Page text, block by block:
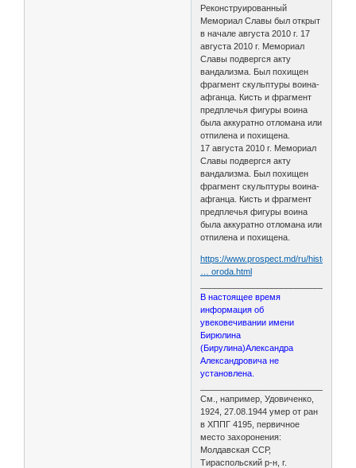
Реконструированный
Мемориал Славы был открыт
в начале августа 2010 г. 17
августа 2010 г. Мемориал
Славы подвергся акту
вандализма. Был похищен
фрагмент скульптуры воина-
афганца. Кисть и фрагмент
предплечья фигуры воина
была аккуратно отломана или
отпилена и похищена.
17 августа 2010 г. Мемориал
Славы подвергся акту
вандализма. Был похищен
фрагмент скульптуры воина-
афганца. Кисть и фрагмент
предплечья фигуры воина
была аккуратно отломана или
отпилена и похищена.
https://www.prospect.md/ru/history/
… oroda.html
В настоящее время
информация об
увековечивании имени
Бирюлина
(Бирулина)Александра
Александровича не
установлена.
См., например, Удовиченко,
1924, 27.08.1944 умер от ран
в ХППГ 4195, первичное
место захоронения:
Молдавская ССР,
Тираспольский р-н, г.